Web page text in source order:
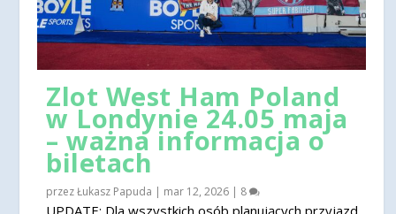
Zlot West Ham Poland
w Londynie 24.05 maja
– ważna informacja o
biletach
przezŁukasz Papuda | mar 12, 2026 | 8
UPDATE: Dla wszystkich osób planujących przyjazd